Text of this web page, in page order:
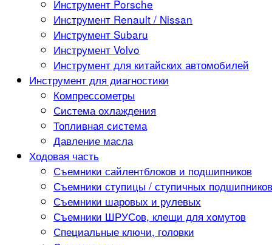
Инструмент Porsche
Инструмент Renault / Nissan
Инструмент Subaru
Инструмент Volvo
Инструмент для китайских автомобилей
Инструмент для диагностики
Компрессометры
Система охлаждения
Топливная система
Давление масла
Ходовая часть
Съемники сайлентблоков и подшипников
Съемники ступицы / ступичных подшипников
Съемники шаровых и рулевых
Съемники ШРУСов, клещи для хомутов
Специальные ключи, головки